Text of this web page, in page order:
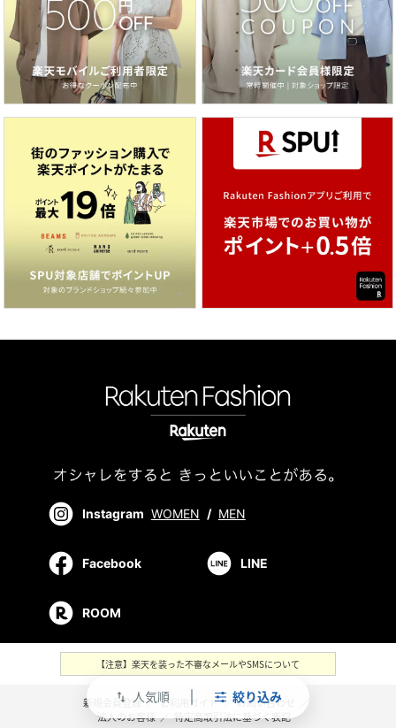
swap_vert 人気順 絞り込み
Instagram WOMEN / MEN
Facebook LINE
ROOM
【注意】楽天を装った不審なメールやSMSについて
新規会員登録 ／ ご利用ガイド ／ お問い合わせ
法人のお客様 ／ 特定商取引法に基づく表記